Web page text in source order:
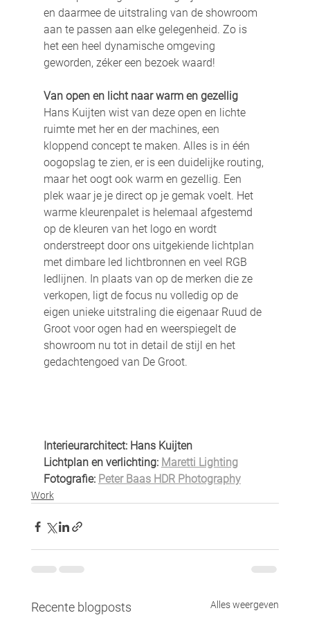
en daarmee de uitstraling van de showroom
aan te passen aan elke gelegenheid. Zo is
het een heel dynamische omgeving
geworden, zéker een bezoek waard!
Van open en licht naar warm en gezellig
Hans Kuijten wist van deze open en lichte
ruimte met her en der machines, een
kloppend concept te maken. Alles is in één
oogopslag te zien, er is een duidelijke routing,
maar het oogt ook warm en gezellig. Een
plek waar je je direct op je gemak voelt. Het
warme kleurenpalet is helemaal afgestemd
op de kleuren van het logo en wordt
onderstreept door ons uitgekiende lichtplan
met dimbare led lichtbronnen en veel RGB
ledlijnen. In plaats van op de merken die ze
verkopen, ligt de focus nu volledig op de
eigen unieke uitstraling die eigenaar Ruud de
Groot voor ogen had en weerspiegelt de
showroom nu tot in detail de stijl en het
gedachtengoed van De Groot.
Interieurarchitect: Hans Kuijten
Lichtplan en verlichting: Maretti Lighting
Fotografie: Peter Baas HDR Photography
Work
Recente blogposts Alles weergeven